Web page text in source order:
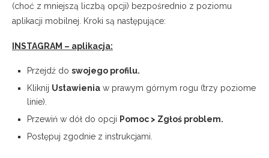
(choć z mniejszą liczbą opcji) bezpośrednio z poziomu
aplikacji mobilnej. Kroki są następujące:
INSTAGRAM – aplikacja:
Przejdź do swojego profilu.
Kliknij Ustawienia w prawym górnym rogu (trzy poziome
linie).
Przewiń w dół do opcji Pomoc > Zgłoś problem.
Postępuj zgodnie z instrukcjami.